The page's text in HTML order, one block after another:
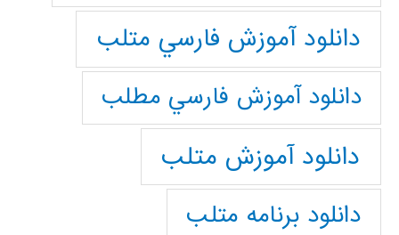
دانلود آموزش فارسي متلب
دانلود آموزش فارسي مطلب
دانلود آموزش متلب
دانلود برنامه متلب